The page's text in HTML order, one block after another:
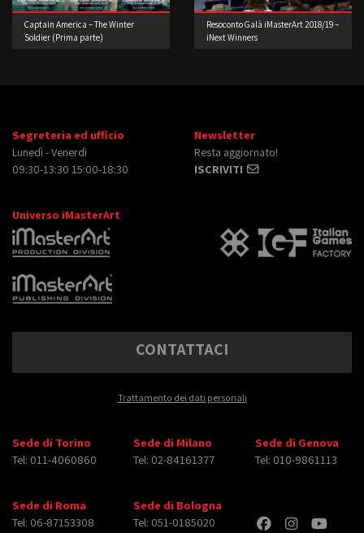
Captain America – The Winter
Soldier (Prima parte)
Resoconto Galà iMasterArt 2018/19 –
iNext Winners
Segreteria ed ufficio
Lunedì - Venerdì
09:30-13:30 15:00-18:30
Newsletter
Resta aggiornato!
ISCRIVITI
Universo iMasterArt
CONTATTACI
Trattamento dei dati personali
Sede di Torino
Tel: 011-4060860
Sede di Milano
Tel: 02-84161377
Sede di Genova
Tel: 010-9861113
Sede di Roma
Tel: 06-87153308
Sede di Bologna
Tel: 051-0185020